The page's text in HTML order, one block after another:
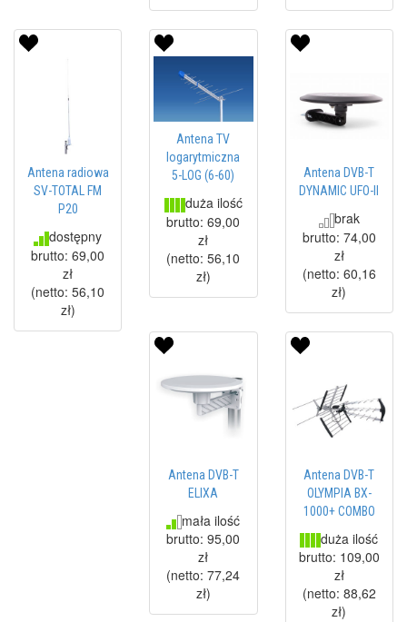
Antena radiowa
SV-TOTAL FM
P20
dostępny
brutto:69,00
zł
(netto:56,10
zł)
Antena TV
logarytmiczna
5-LOG (6-60)
duża ilość
brutto:69,00
zł
(netto:56,10
zł)
Antena DVB-T
DYNAMIC UFO-II
brak
brutto: 74,00
zł
(netto: 60,16
zł)
Antena DVB-T
ELIXA
mała ilość
brutto:95,00
zł
(netto:77,24
zł)
Antena DVB-T
OLYMPIA BX-
1000+ COMBO
duża ilość
brutto: 109,00
zł
(netto: 88,62
zł)